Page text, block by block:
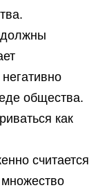
должны
общества.
как
считается